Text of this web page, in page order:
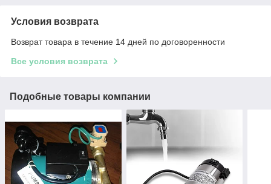
Условия возврата
Возврат товара в течение 14 дней по договоренности
Все условия возврата
Подобные товары компании